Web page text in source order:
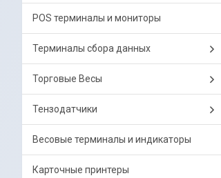
POS терминалы и мониторы
Терминалы сбора данных
Торговые Весы
Тензодатчики
Весовые терминалы и индикаторы
Карточные принтеры